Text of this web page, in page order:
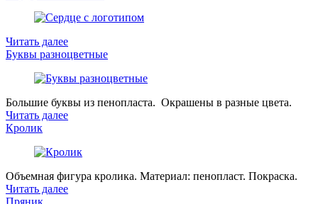
Читать далее
Буквы разноцветные
Большие буквы из пенопласта. Окрашены в разные цвета.
Читать далее
Кролик
Объемная фигура кролика. Материал: пенопласт. Покраска.
Читать далее
Пряник